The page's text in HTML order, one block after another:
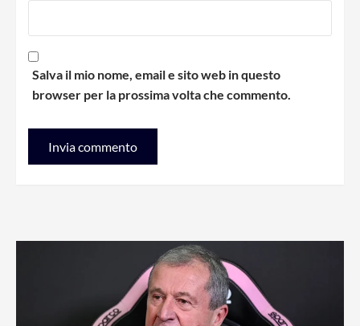
Salva il mio nome, email e sito web in questo
browser per la prossima volta che commento.